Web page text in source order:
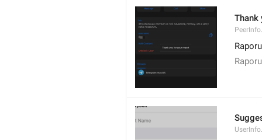
Thank